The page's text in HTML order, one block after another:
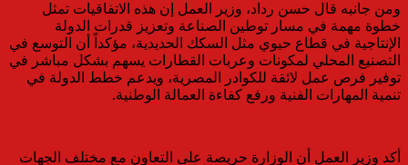
ومن جانبه قال حسن رداد، وزير العمل إن هذه الاتفاقيات تمثل
خطوة مهمة في مسار توطين الصناعة وتعزيز قدرات الدولة
الإنتاجية في قطاع حيوي مثل السكك الحديدية، مؤكداً أن التوسع في
التصنيع المحلي لمكونات وعربات القطارات يسهم بشكل مباشر في
توفير فرص عمل لائقة للكوادر المصرية، ويدعم خطط الدولة في
تنمية المهارات الفنية ورفع كفاءة العمالة الوطنية.
أكد وزير العمل أن الوزارة حريصة على التعاون مع مختلف الجهات